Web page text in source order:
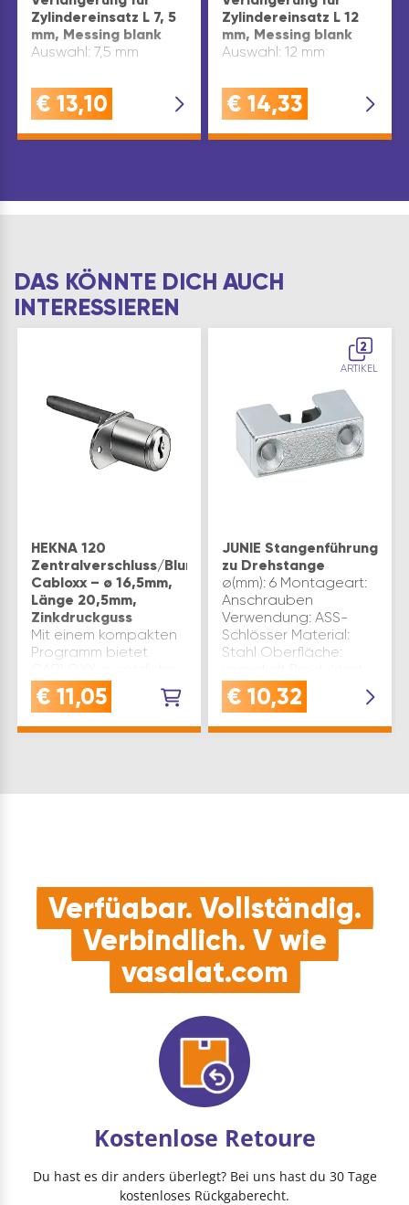
Zylindereinsatz L 7, 5
mm, Messing blank
Auswahl: 7,5 mm
€ 13,10
Zylindereinsatz L 12
mm, Messing blank
Auswahl: 12 mm
€ 14,33
DAS KÖNNTE DICH AUCH
INTERESSIEREN
HEKNA 120
Zentralverschluss/Blum
Cabloxx – ø 16,5mm,
Länge 20,5mm,
Zinkdruckguss
Mit einem kompakten
Programm bietet
Sicherheit und
zugleich große
€ 11,05
2
ARTIKEL
JUNIE Stangenführung
zu Drehstange
ø(mm): 6 Montageart:
Anschrauben
Verwendung: ASS-
Schlösser Material:
Stahl Oberfläche:
Möbelschloss Marke:
JuNie Werksnummer:
€ 10,32
Verfügbar. Vollständig.
Verbindlich. V wie
vasalat.com
Kostenlose Retoure
Du hast es dir anders überlegt? Bei uns hast du 30 Tage
kostenloses Rückgaberecht.